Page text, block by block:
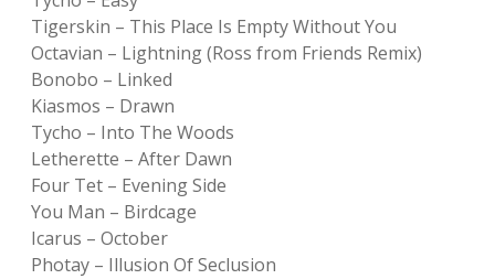
Tigerskin – This Place Is Empty Without You
Octavian – Lightning (Ross from Friends Remix)
Bonobo – Linked
Kiasmos – Drawn
Tycho – Into The Woods
Letherette – After Dawn
Four Tet – Evening Side
You Man – Birdcage
Icarus – October
Photay – Illusion Of Seclusion